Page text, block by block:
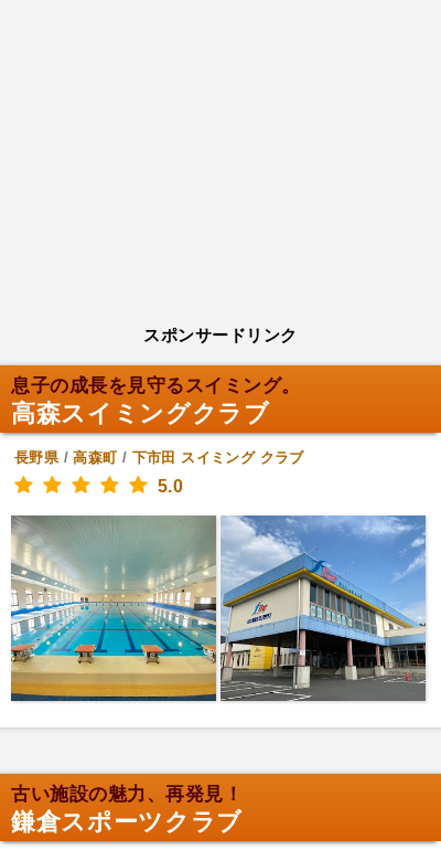
スポンサードリンク
息子の成長を見守るスイミング。
高森スイミングクラブ
長野県/高森町/ 下市田 スイミング クラブ
5.0
古い施設の魅力、再発見！
鎌倉スポーツクラブ